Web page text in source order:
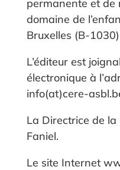
permanente et de
domaine de
Bruxelles (B-
L’éditeur est
électronique à
info(at)cere-
La Directrice de
Faniel.
Le site Internet